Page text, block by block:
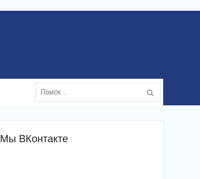
Поиск:
Мы ВКонтакте